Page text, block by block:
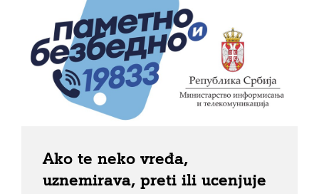
Ako te neko vređa,
uznemirava, preti ili ucenjuje